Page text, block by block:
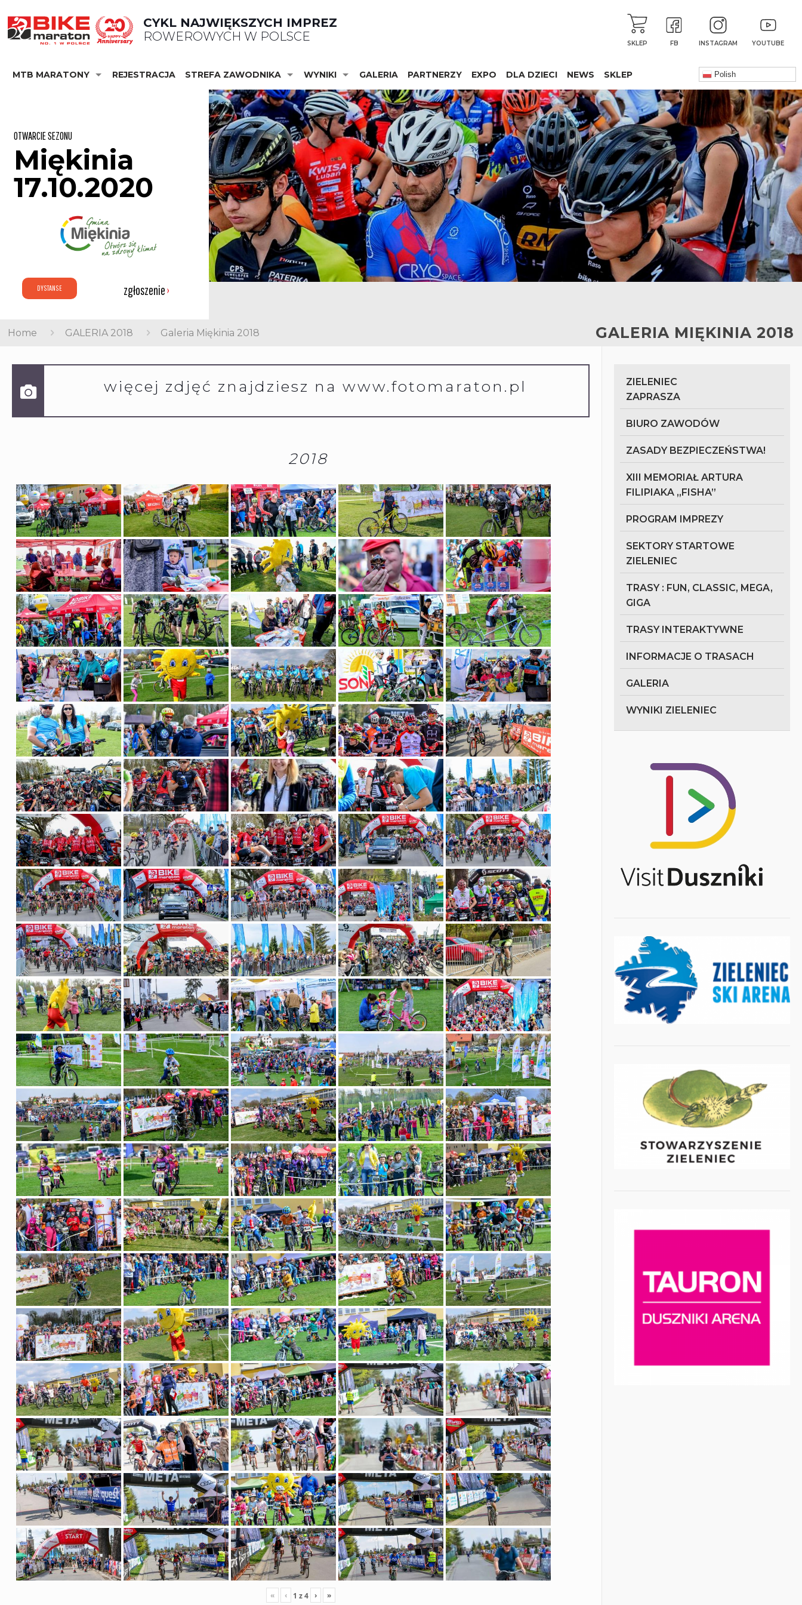
CYKL NAJWIĘKSZYCH IMPREZ
ROWEROWYCH W POLSCE
MTB MARATONY REJESTRACJA STREFA ZAWODNIKA WYNIKI GALERIA PARTNERZY EXPO DLA DZIECI NEWS SKLEP
SKLEP FB INSTAGRAM YOUTUBE
Polish
Miękinia
17.10.2020
OTWARCIE SEZONU
DYSTANSE zgłoszenie›
GALERIA MIĘKINIA 2018
Home GALERIA 2018 Galeria Miękinia 2018
więcej zdjęć znajdziesz na www.fotomaraton.pl
2018
« ‹ 1 z4 › »
ZIELENIEC
ZAPRASZA
BIURO ZAWODÓW
ZASADY BEZPIECZEŃSTWA!
XIII MEMORIAŁ ARTURA
FILIPIAKA „FISHA”
PROGRAM IMPREZY
SEKTORY STARTOWE
ZIELENIEC
TRASY : FUN, CLASSIC, MEGA,
GIGA
TRASY INTERAKTYWNE
INFORMACJE O TRASACH
GALERIA
WYNIKI ZIELENIEC